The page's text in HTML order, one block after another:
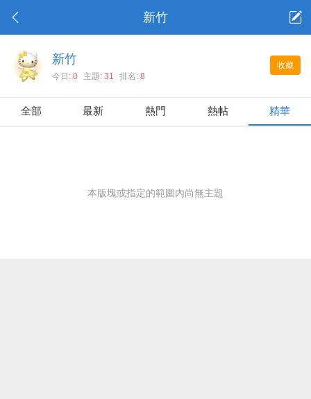
新竹
收藏
新竹
今日: 0 主題: 31 排名: 8
全部 最新 熱門 熱帖 精華
本版塊或指定的範圍內尚無主題